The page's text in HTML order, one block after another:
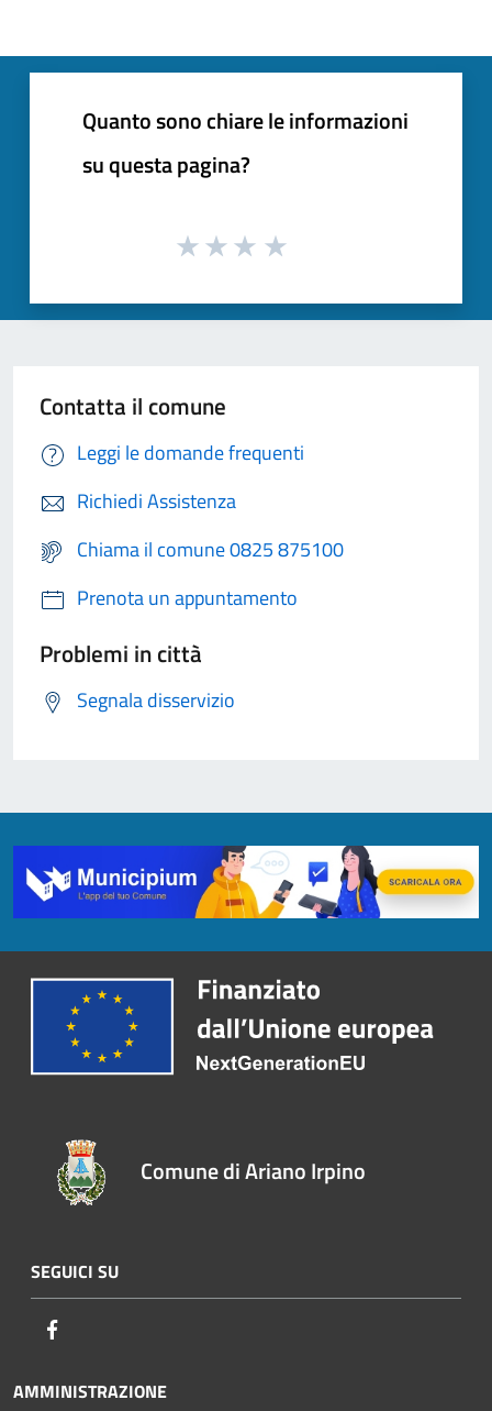
Quanto sono chiare le informazioni
su questa pagina?
Contatta il comune
Leggi le domande frequenti
Richiedi Assistenza
Chiama il comune 0825 875100
Prenota un appuntamento
Problemi in città
Segnala disservizio
Comune di Ariano Irpino
SEGUICI SU
AMMINISTRAZIONE